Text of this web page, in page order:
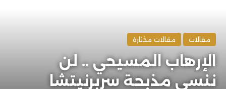
مقالات مقالات مختارة
الإرهاب المسيحي .. لن
ننسى مذبحة سربرنيتشا